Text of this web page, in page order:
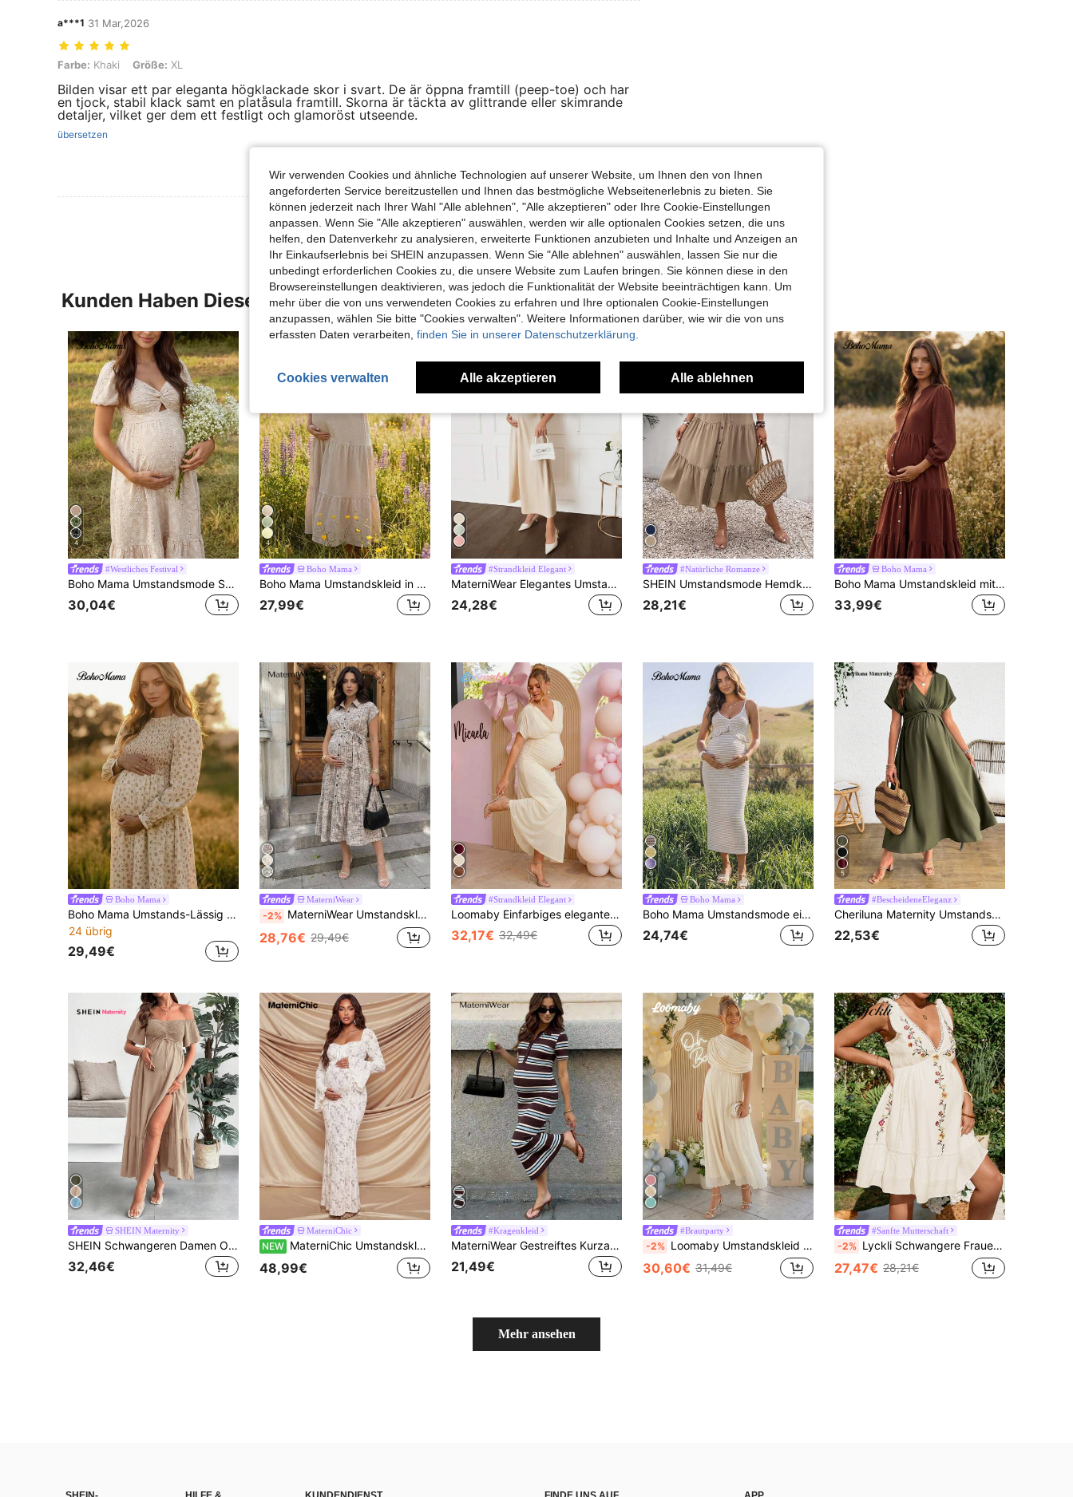
a***1 31 Mar,2026
Farbe: Khaki, Größe: XL
Farbe: Khaki Größe: XL
Bilden visar ett par eleganta högklackade skor i svart. De är öppna framtill (peep-toe) och har
en tjock, stabil klack samt en platåsula framtill. Skorna är täckta av glittrande eller skimrande
detaljer, vilket ger dem ett festligt och glamoröst utseende.
übersetzen
Hilfreich (0)
Kunden Haben Diese Artikel Auch Angeschaut
4
#Westliches Festival
Boho Mama Umstandsmode Sommer Urlaubsstil Jacquard Mesh Stickerei Herzausschnitt Blusenkragen Twist Vorderseite Rüschen Saum Kleid
30,04€
4
Boho Mama
Boho Mama Umstandskleid in Unifarbe, Lässig
27,99€
#Strandkleid Elegant
MaterniWear Elegantes Umstandskleid aus Chiffon, lässiges khakifarbenes Kleid, für Partys
24,28€
#Natürliche Romanze
SHEIN Umstandsmode Hemdkleid mit Knopf vorne, Rüschenbesatz, Gürtel,
28,21€
Boho Mama
Boho Mama Umstandskleid mit langen Ärmeln, einfarbig, einreihig, minimalistisch, geeignet für tägliche Ausflüge, Treffen, Outdoor-Aktivitäten, Pendeln, Streetstyle, Urlaub
33,99€
Boho Mama
Boho Mama Umstands-Lässig Kleid mit kleinem Blumenmuster für den Urlaub
24 übrig
29,49€
MaterniWear
-2% MaterniWear Umstandskleid mit kariertem Muster, Kurzarm, Knopfleiste und Rüschensaum
28,76€ 29,49€
#Strandkleid Elegant
Loomaby Einfarbiges elegantes Kleid für schwangere Frauen mit gekreuztem V-Ausschnitt und Fledermausärmeln
32,17€ 32,49€
6
Boho Mama
Boho Mama Umstandsmode einfarbiges Rüschen-Saum Schlitz Design modisches Date Trägerkleid
24,74€
5
#BescheideneEleganz
Cheriluna Maternity Umstandskleid mit V-Ausschnitt, Twist-Wickelung und kurzen Ärmeln Einfarbig
22,53€
SHEIN Maternity
SHEIN Schwangeren Damen Off-Shoulder Kleid mit Farbverlauf und Schlitz Design, lässig für den Urlaub
32,46€
MaterniChic
NEW MaterniChic Umstandskleid im französischen süßen Stil mit Spitze, Bindung und Meerjungfrau-Schnitt für den Herbst
48,99€
#Kragenkleid
MaterniWear Gestreiftes Kurzarm-Kleid für schwangere Frauen, Sommer
21,49€
#Brautparty
-2% Loomaby Umstandskleid Einfarbig mit asymmetrischer Schulter und Falten, elegant
30,60€ 31,49€
#Sanfte Mutterschaft
-2% Lyckli Schwangere Frauen Kleid mit tiefen V-Ausschnitt, Blumenstickerei und Trompetenärmeln, sexy Umstandskleid für den Urlaub
27,47€ 28,21€
Mehr ansehen
Wir verwenden Cookies und ähnliche Technologien auf unserer Website, um Ihnen den von Ihnen
angeforderten Service bereitzustellen und Ihnen das bestmögliche Webseitenerlebnis zu bieten. Sie
können jederzeit nach Ihrer Wahl "Alle ablehnen", "Alle akzeptieren" oder Ihre Cookie-Einstellungen
anpassen. Wenn Sie "Alle akzeptieren" auswählen, werden wir alle optionalen Cookies setzen, die uns
helfen, den Datenverkehr zu analysieren, erweiterte Funktionen anzubieten und Inhalte und Anzeigen an
Ihr Einkaufserlebnis bei SHEIN anzupassen. Wenn Sie "Alle ablehnen" auswählen, lassen Sie nur die
unbedingt erforderlichen Cookies zu, die unsere Website zum Laufen bringen. Sie können diese in den
Browsereinstellungen deaktivieren, was jedoch die Funktionalität der Website beeinträchtigen kann. Um
mehr über die von uns verwendeten Cookies zu erfahren und Ihre optionalen Cookie-Einstellungen
anzupassen, wählen Sie bitte "Cookies verwalten". Weitere Informationen darüber, wie wir die von uns
erfassten Daten verarbeiten, finden Sie in unserer Datenschutzerklärung.
Cookies verwalten Alle akzeptieren Alle ablehnen